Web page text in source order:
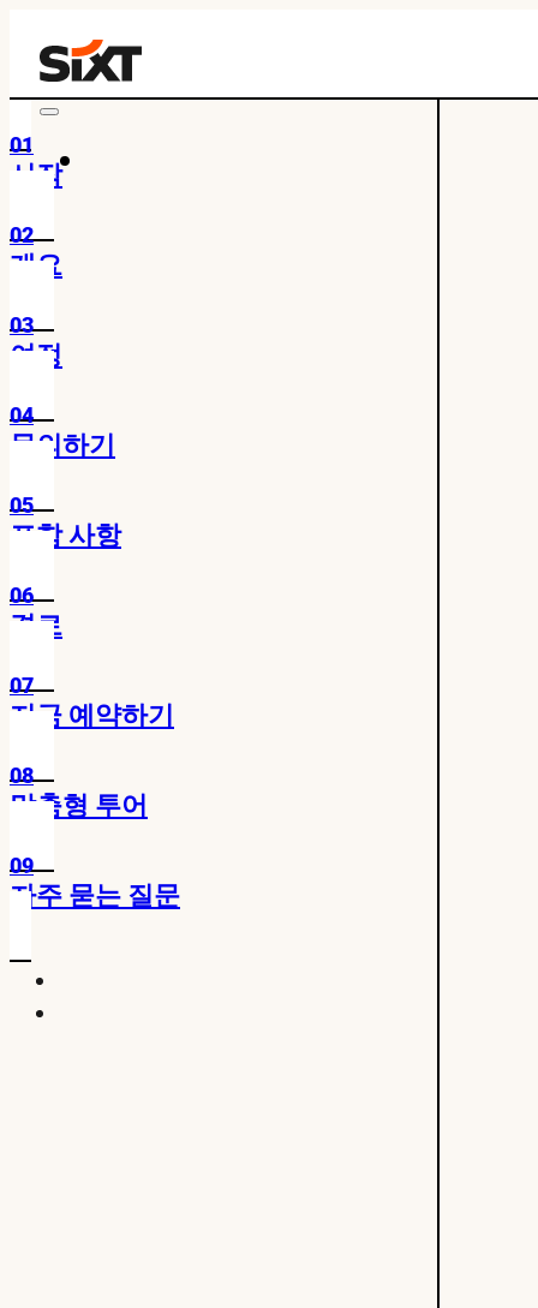
01
시작
02
개요
03
여정
04
문의하기
05
포함 사항
06
경로
07
지금 예약하기
08
맞춤형 투어
09
자주 묻는 질문